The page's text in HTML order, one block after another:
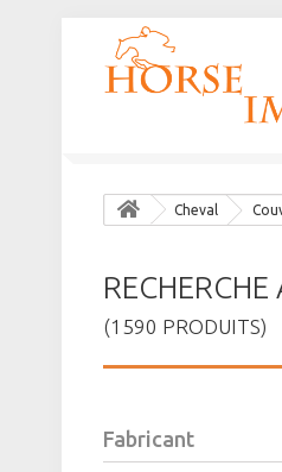
Cheval
RECHERCHE
(1590 PRODUITS)
Fabricant